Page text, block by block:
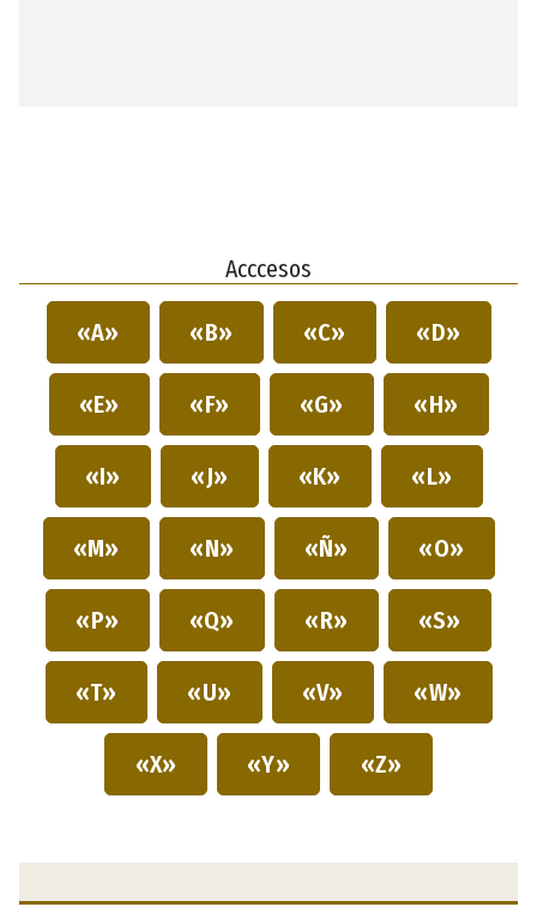
Acccesos
«A» «B» «C» «D»
«E» «F» «G» «H»
«I» «J» «K» «L»
«M» «N» «Ñ» «O»
«P» «Q» «R» «S»
«T» «U» «V» «W»
«X» «Y» «Z»